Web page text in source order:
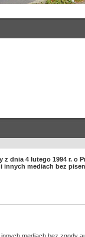
dnia 4 lutego 1994 r. o
innych mediach bez